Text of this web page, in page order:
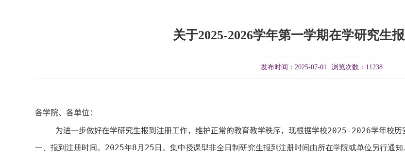
关于2025-2026学年第一学期在学研究生
发布时间：2025-07-01 浏览次数： 11238
各学院、各单位：
为进一步做好在学研究生报到注册工作，维护正常的教育教学秩序，现根据学校2025-2026学年校历
一、报到注册时间。 2025年8月 25 日。集中授课型非全日制研究生报到注册时间由所在学院或单位另行通知